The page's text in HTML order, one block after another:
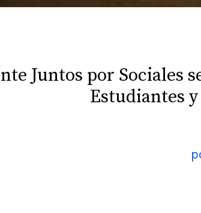
Juntos por Sociales
Estudiantes